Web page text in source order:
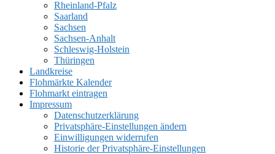
Rheinland-Pfalz
Saarland
Sachsen
Sachsen-Anhalt
Schleswig-Holstein
Thüringen
Landkreise
Flohmärkte Kalender
Flohmarkt eintragen
Impressum
Datenschutzerklärung
Privatsphäre-Einstellungen ändern
Einwilligungen widerrufen
Historie der Privatsphäre-Einstellungen